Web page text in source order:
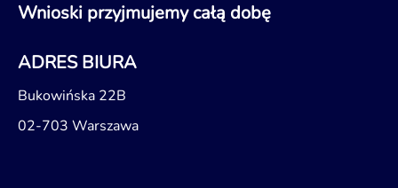
Wnioski przyjmujemy całą dobę
ADRES BIURA
Bukowińska 22B
02-703 Warszawa